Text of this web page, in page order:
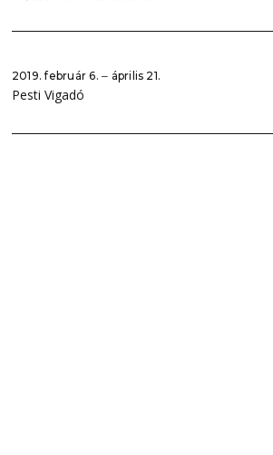
2019. február 6. ‒ április 21.
Pesti Vigadó